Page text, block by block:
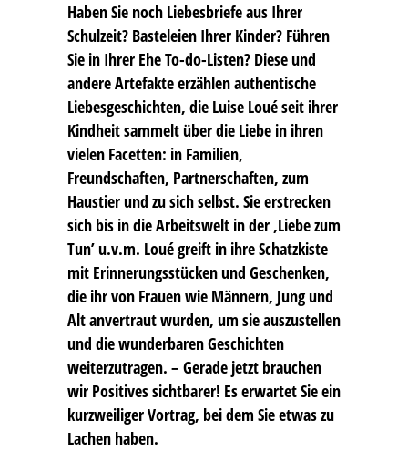
Haben Sie noch Liebesbriefe aus Ihrer
Schulzeit? Basteleien Ihrer Kinder? Führen
Sie in Ihrer Ehe To-do-Listen? Diese und
andere Artefakte erzählen authentische
Liebesgeschichten, die Luise Loué seit ihrer
Kindheit sammelt über die Liebe in ihren
vielen Facetten: in Familien,
Freundschaften, Partnerschaften, zum
Haustier und zu sich selbst. Sie erstrecken
sich bis in die Arbeitswelt in der ‚Liebe zum
Tun’ u.v.m. Loué greift in ihre Schatzkiste
mit Erinnerungsstücken und Geschenken,
die ihr von Frauen wie Männern, Jung und
Alt anvertraut wurden, um sie auszustellen
und die wunderbaren Geschichten
weiterzutragen. – Gerade jetzt brauchen
wir Positives sichtbarer! Es erwartet Sie ein
kurzweiliger Vortrag, bei dem Sie etwas zu
Lachen haben.